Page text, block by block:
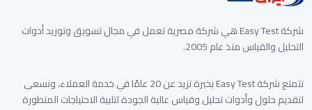
شركة Easy Test هي شركة مصرية تعمل في مجال تسويق وتوريد أدوات
التحليل والقياس منذ عام 2005.
تتمتع شركة Easy Test بخبرة تزيد عن 20 عامًا في خدمة العملاء، ونسعى
لتقديم حلول وأدوات تحليل وقياس عالية الجودة لتلبية الاحتياجات المتطورة